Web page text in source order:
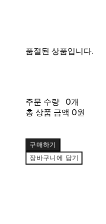
품절된 상품입니다.
주문 수량
0개
총 상품 금액 0원
구매하기
장바구니에 담기